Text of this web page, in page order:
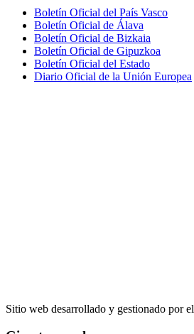
Boletín Oficial del País Vasco
Boletín Oficial de Álava
Boletín Oficial de Bizkaia
Boletín Oficial de Gipuzkoa
Boletín Oficial del Estado
Diario Oficial de la Unión Europea
Sitio web desarrollado y gestionado por el